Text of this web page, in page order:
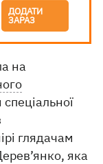
ДОДАТИ
ЗАРАЗ
на
глядачам
яка